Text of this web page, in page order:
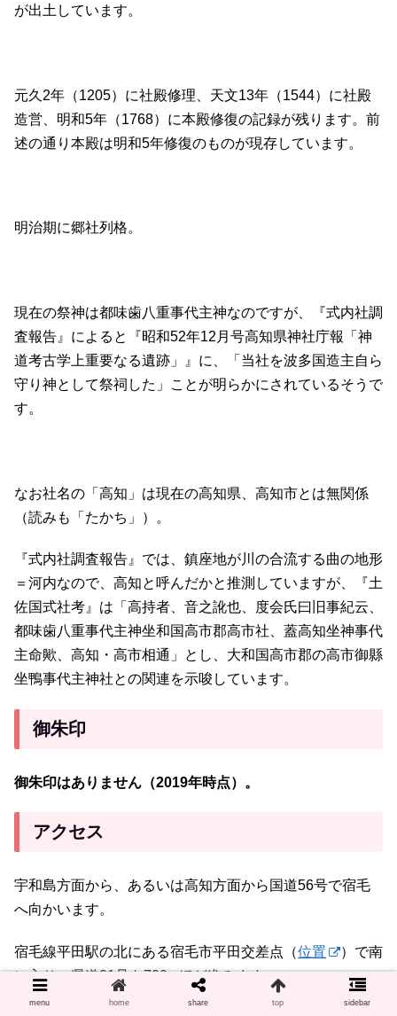
が出土しています。
元久2年（1205）に社殿修理、天文13年（1544）に社殿
造営、明和5年（1768）に本殿修復の記録が残ります。前
述の通り本殿は明和5年修復のものが現存しています。
明治期に郷社列格。
現在の祭神は都味歯八重事代主神なのですが、『式内社調
査報告』によると『昭和52年12月号高知県神社庁報「神
道考古学上重要なる遺跡」』に、「当社を波多国造主自ら
守り神として祭祠した」ことが明らかにされているそうで
す。
なお社名の「高知」は現在の高知県、高知市とは無関係
（読みも「たかち」）。
『式内社調査報告』では、鎮座地が川の合流する曲の地形
＝河内なので、高知と呼んだかと推測していますが、『土
佐国式社考』は「高持者、音之訛也、度会氏曰旧事紀云、
都味歯八重事代主神坐和国高市郡高市社、蓋高知坐神事代
主命歟、高知・高市相通」とし、大和国高市郡の高市御縣
坐鴨事代主神社との関連を示唆しています。
御朱印
御朱印はありません（2019年時点）。
アクセス
宇和島方面から、あるいは高知方面から国道56号で宿毛
へ向かいます。
宿毛線平田駅の北にある宿毛市平田交差点（位置
）で南
に入り、県道21号を700mほど進みます。
menu home share top sidebar